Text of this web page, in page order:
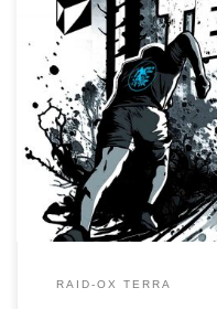
Vous avez été 190
différents à venir jouer
RAID-OX TERRA